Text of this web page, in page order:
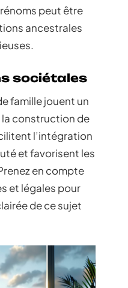
peut être
ancestrales
sociétales
famille jouent un
construction de
l’intégration
et favorisent les
en compte
et légales pour
de ce sujet